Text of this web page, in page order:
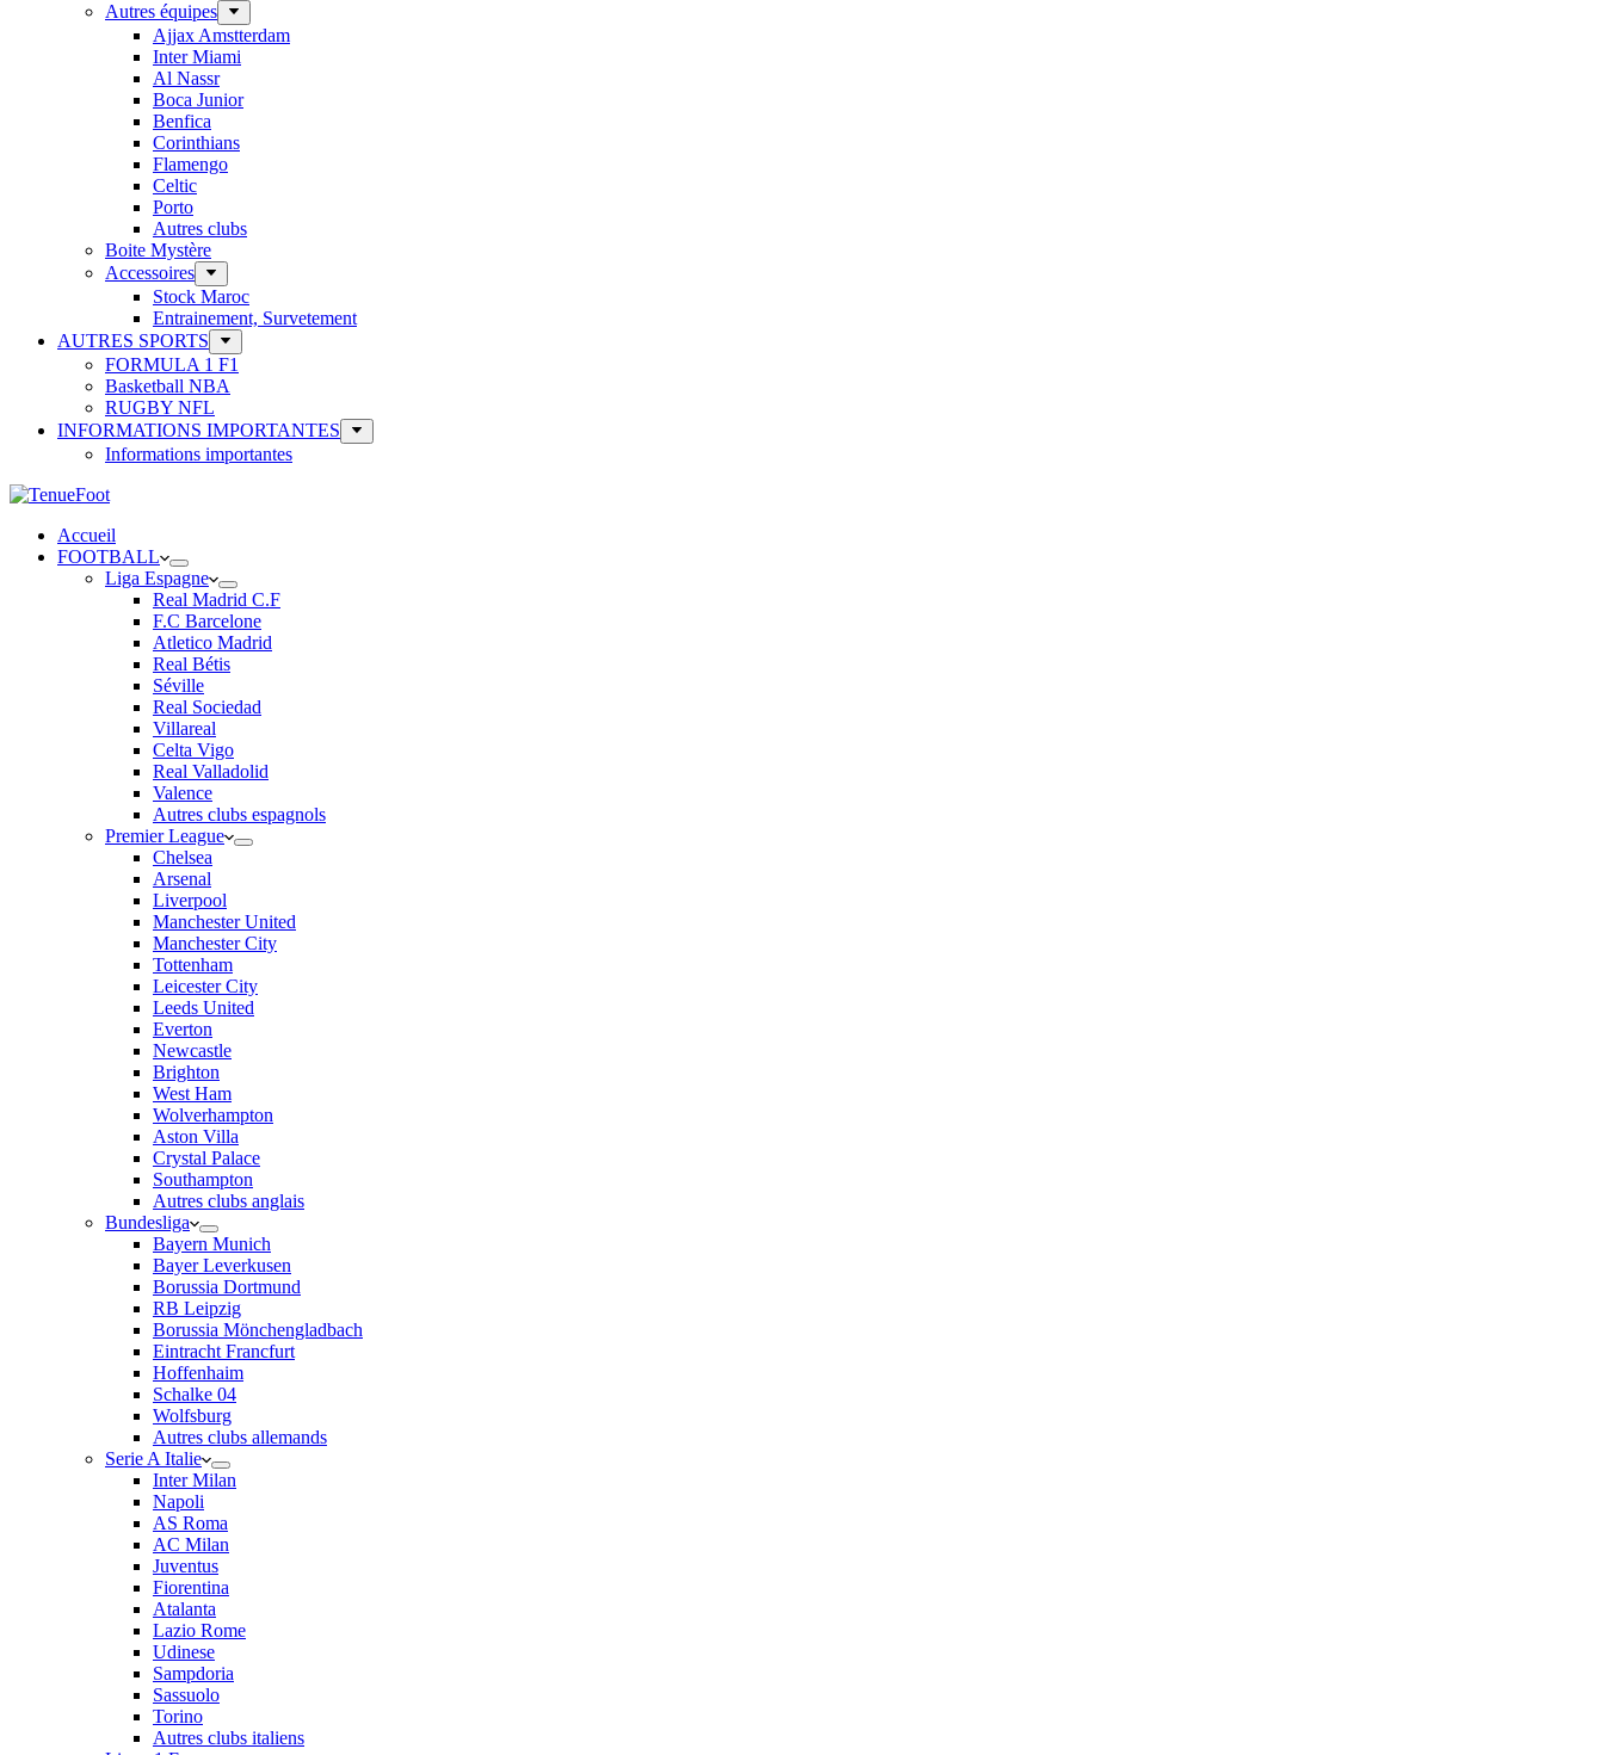
Autres équipes
Ajjax Amstterdam
Inter Miami
Al Nassr
Boca Junior
Benfica
Corinthians
Flamengo
Celtic
Porto
Autres clubs
Boite Mystère
Accessoires
Stock Maroc
Entrainement, Survetement
AUTRES SPORTS
FORMULA 1 F1
Basketball NBA
RUGBY NFL
INFORMATIONS IMPORTANTES
Informations importantes
Accueil
FOOTBALL
Liga Espagne
Real Madrid C.F
F.C Barcelone
Atletico Madrid
Real Bétis
Séville
Real Sociedad
Villareal
Celta Vigo
Real Valladolid
Valence
Autres clubs espagnols
Premier League
Chelsea
Arsenal
Liverpool
Manchester United
Manchester City
Tottenham
Leicester City
Leeds United
Everton
Newcastle
Brighton
West Ham
Wolverhampton
Aston Villa
Crystal Palace
Southampton
Autres clubs anglais
Bundesliga
Bayern Munich
Bayer Leverkusen
Borussia Dortmund
RB Leipzig
Borussia Mönchengladbach
Eintracht Francfurt
Hoffenhaim
Schalke 04
Wolfsburg
Autres clubs allemands
Serie A Italie
Inter Milan
Napoli
AS Roma
AC Milan
Juventus
Fiorentina
Atalanta
Lazio Rome
Udinese
Sampdoria
Sassuolo
Torino
Autres clubs italiens